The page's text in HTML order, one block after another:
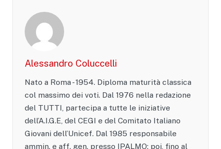
Alessandro Coluccelli
Nato a Roma - 1954. Diploma maturità classica
col massimo dei voti. Dal 1976 nella redazione
del TUTTI, partecipa a tutte le iniziative
dell’A.I.G.E, del CEGI e del Comitato Italiano
Giovani dell’Unicef. Dal 1985 responsabile
ammin. e aff. gen. presso IPALMO; poi, fino al